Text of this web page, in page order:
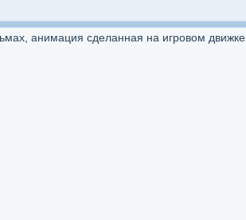
анимация сделанная на игровом движке.